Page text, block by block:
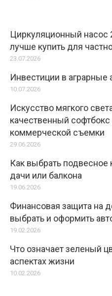
Циркуляционный насос
лучше купить для
23.07.2026
Инвестиции в аграрные
10.07.2026
Искусство мягкого
качественный
коммерческой съемки
29.06.2026
Как выбрать
дачи или балкона
19.06.2026
Финансовая защита на
выбрать и оформить
19.02.2026
Что означает зеленый
аспектах жизни
10.02.2026